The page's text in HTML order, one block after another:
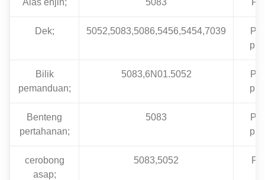
Dek; 5052,5083,5086,5456,5454,7039
Bilik
pemanduan;
5083,6N01.5052
Benteng
pertahanan;
5083
cerobong
asap;
5083,5052